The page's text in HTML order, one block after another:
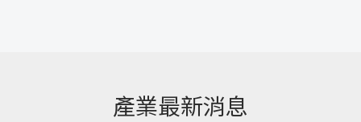
產業最新消息